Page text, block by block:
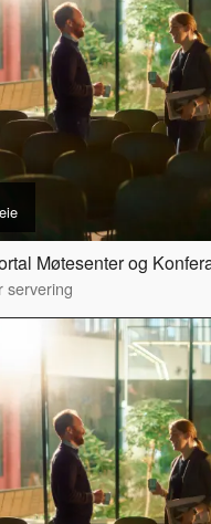
Møtesenter og
servering